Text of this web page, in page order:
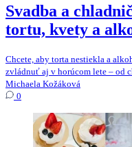
Svadba a
tortu, kvety a
Chcete, aby torta nestiekla a
zvládnuť aj v horúcom lete – od
Michaela Kožáková
0